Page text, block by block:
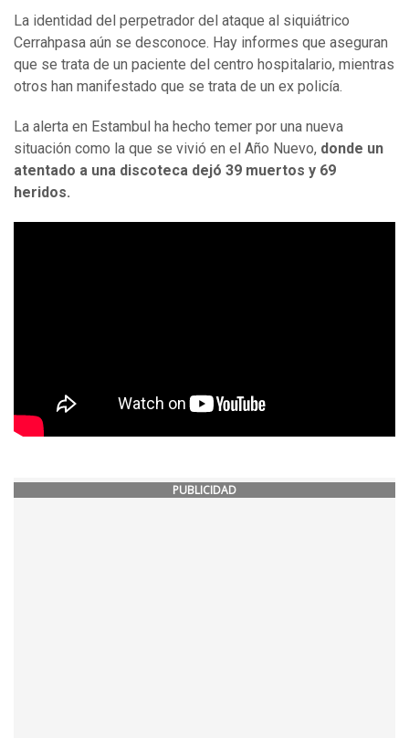
La identidad del perpetrador del ataque al siquiátrico
Cerrahpasa aún se desconoce. Hay informes que aseguran
que se trata de un paciente del centro hospitalario, mientras
otros han manifestado que se trata de un ex policía.
La alerta en Estambul ha hecho temer por una nueva
situación como la que se vivió en el Año Nuevo, donde un
atentado a una discoteca dejó 39 muertos y 69
heridos.
PUBLICIDAD